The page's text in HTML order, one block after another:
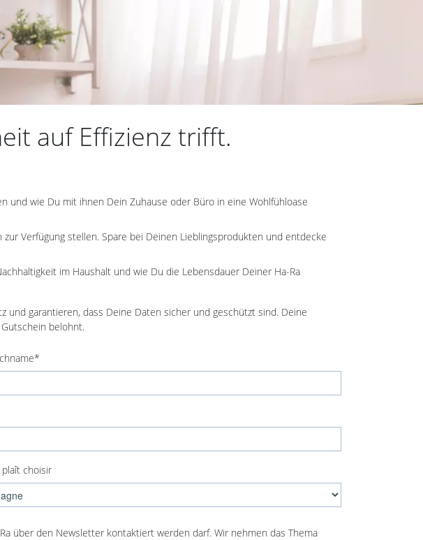
auf Effizienz trifft.
und wie Du mit ihnen Dein Zuhause oder Büro in eine Wohlfühloase
Verfügung stellen. Spare bei Deinen Lieblingsprodukten und entdecke
im Haushalt und wie Du die Lebensdauer Deiner Ha-Ra
garantieren, dass Deine Daten sicher und geschützt sind. Deine
belohnt.
plaît choisir
über den Newsletter kontaktiert werden darf. Wir nehmen das Thema